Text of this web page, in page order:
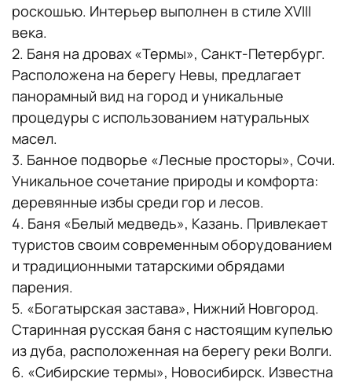
роскошью. Интерьер выполнен в стиле XVIII
века.
2. Баня на дровах «Термы», Санкт-Петербург.
Расположена на берегу Невы, предлагает
панорамный вид на город и уникальные
процедуры с использованием натуральных
масел.
3. Банное подворье «Лесные просторы», Сочи.
Уникальное сочетание природы и комфорта:
деревянные избы среди гор и лесов.
4. Баня «Белый медведь», Казань. Привлекает
туристов своим современным оборудованием
и традиционными татарскими обрядами
парения.
5. «Богатырская застава», Нижний Новгород.
Старинная русская баня с настоящим купелью
из дуба, расположенная на берегу реки Волги.
6. «Сибирские термы», Новосибирск. Известна